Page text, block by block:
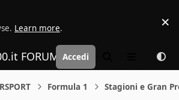
Learn more. ×
FORUM | Motorsport Media
Accedi
Formula 1 Stagioni e Gran